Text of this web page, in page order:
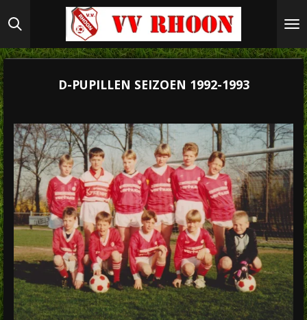
direct
de
D-PUPILLEN SEIZOEN 1992-1993